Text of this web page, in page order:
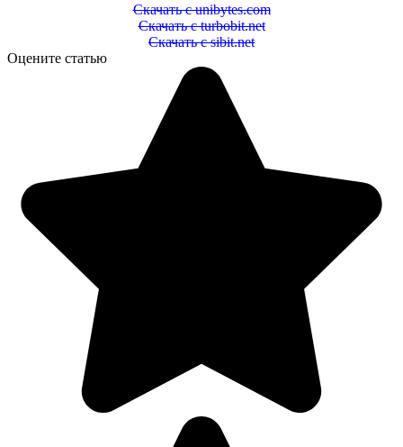
Скачать с unibytes.com
Скачать с turbobit.net
Скачать с sibit.net
Оцените статью